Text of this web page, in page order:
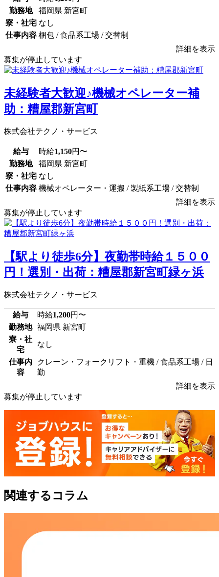
勤務地
福岡県 新宮町
寮・社宅 なし
仕事内容 梱包 / 食品系工場 / 交替制
詳細を表示
募集が停止しています
未経験者大歓迎♪機械オペレーター補
助：糟屋郡新宮町
株式会社テクノ・サービス
給与 時給1,150円〜
勤務地
福岡県 新宮町
寮・社宅 なし
仕事内容 機械オペレーター・運搬 / 製紙系工場 / 交替制
詳細を表示
募集が停止しています
【駅より徒歩6分】夜勤帯時給１５００
円！選別・出荷：糟屋郡新宮町緑ヶ浜
株式会社テクノ・サービス
給与 時給1,200円〜
勤務地
福岡県 新宮町
寮・社
宅
なし
仕事内
容
クレーン・フォークリフト・重機 / 食品系工場 / 日
勤
詳細を表示
募集が停止しています
関連するコラム